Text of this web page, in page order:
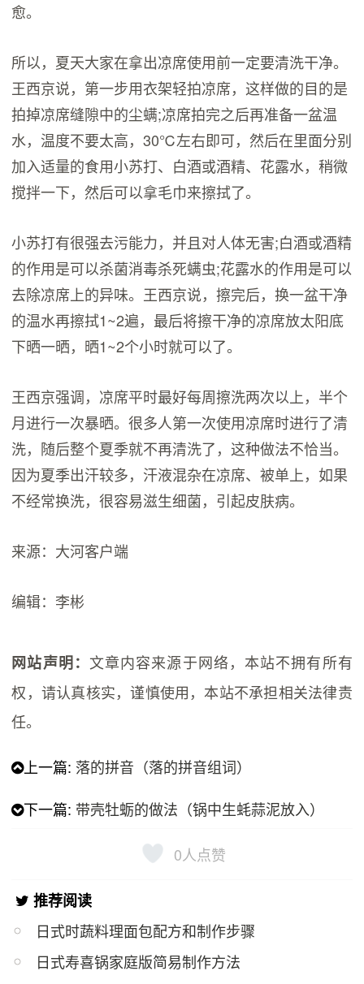
愈。
所以，夏天大家在拿出凉席使用前一定要清洗干净。
王西京说，第一步用衣架轻拍凉席，这样做的目的是
拍掉凉席缝隙中的尘螨;凉席拍完之后再准备一盆温
水，温度不要太高，30℃左右即可，然后在里面分别
加入适量的食用小苏打、白酒或酒精、花露水，稍微
搅拌一下，然后可以拿毛巾来擦拭了。
小苏打有很强去污能力，并且对人体无害;白酒或酒精
的作用是可以杀菌消毒杀死螨虫;花露水的作用是可以
去除凉席上的异味。王西京说，擦完后，换一盆干净
的温水再擦拭1~2遍，最后将擦干净的凉席放太阳底
下晒一晒，晒1~2个小时就可以了。
王西京强调，凉席平时最好每周擦洗两次以上，半个
月进行一次暴晒。很多人第一次使用凉席时进行了清
洗，随后整个夏季就不再清洗了，这种做法不恰当。
因为夏季出汗较多，汗液混杂在凉席、被单上，如果
不经常换洗，很容易滋生细菌，引起皮肤病。
来源：大河客户端
编辑：李彬
网站声明： 文章内容来源于网络，本站不拥有所有
权，请认真核实，谨慎使用，本站不承担相关法律责
任。
上一篇: 落的拼音（落的拼音组词）
下一篇: 带壳牡蛎的做法（锅中生蚝蒜泥放入）
0人点赞
推荐阅读
日式时蔬料理面包配方和制作步骤
日式寿喜锅家庭版简易制作方法